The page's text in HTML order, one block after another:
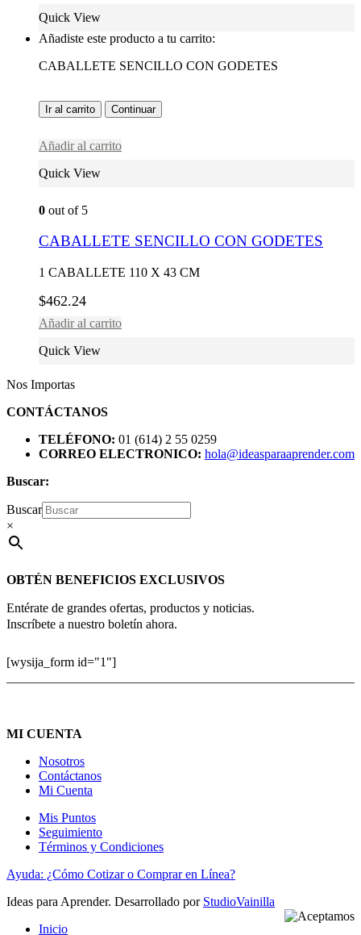
Quick View
Añadiste este producto a tu carrito:
CABALLETE SENCILLO CON GODETES
Ir al carrito Continuar
Añadir al carrito
Quick View
0 out of 5
CABALLETE SENCILLO CON GODETES
1 CABALLETE 110 X 43 CM
$462.24
Añadir al carrito
Quick View
Nos Importas
CONTÁCTANOS
TELÉFONO: 01 (614) 2 55 0259
CORREO ELECTRONICO: hola@ideasparaaprender.com
Buscar:
Buscar
×
OBTÉN BENEFICIOS EXCLUSIVOS
Entérate de grandes ofertas, productos y noticias.
Inscríbete a nuestro boletín ahora.
[wysija_form id="1"]
MI CUENTA
Nosotros
Contáctanos
Mi Cuenta
Mis Puntos
Seguimiento
Términos y Condiciones
Ayuda: ¿Cómo Cotizar o Comprar en Línea?
Ideas para Aprender. Desarrollado por StudioVainilla
Inicio